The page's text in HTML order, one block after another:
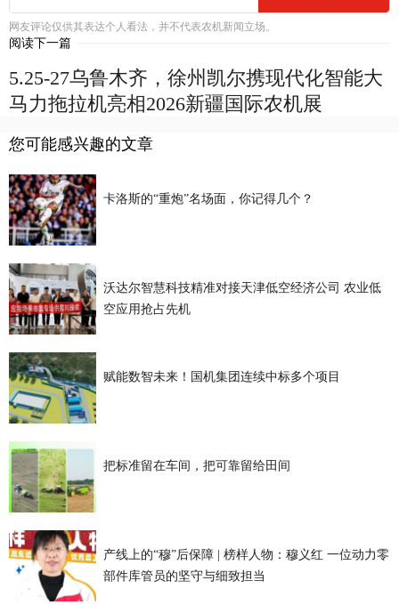
网友评论仅供其表达个人看法，并不代表农机新闻立场。
阅读下一篇
5.25-27乌鲁木齐，徐州凯尔携现代化智能大
马力拖拉机亮相2026新疆国际农机展
您可能感兴趣的文章
卡洛斯的“重炮”名场面，你记得几个？
沃达尔智慧科技精准对接天津低空经济公司 农业低
空应用抢占先机
赋能数智未来！国机集团连续中标多个项目
把标准留在车间，把可靠留给田间
产线上的“穆”后保障 | 榜样人物：穆义红 一位动力零
部件库管员的坚守与细致担当